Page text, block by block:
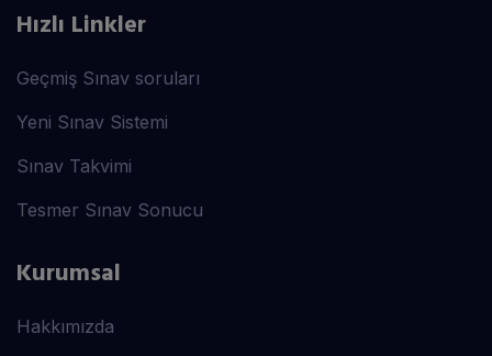
Hızlı Linkler
Geçmiş Sınav soruları
Yeni Sınav Sistemi
Sınav Takvimi
Tesmer Sınav Sonucu
Kurumsal
Hakkımızda